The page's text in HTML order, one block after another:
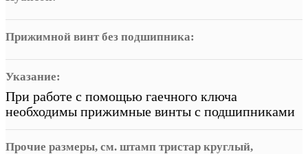
Прижимной винт без подшипника:
Указание:
При работе с помощью гаечного ключа
необходимы прижимные винты с подшипниками
Прочие размеры, см. штамп тристар круглый,